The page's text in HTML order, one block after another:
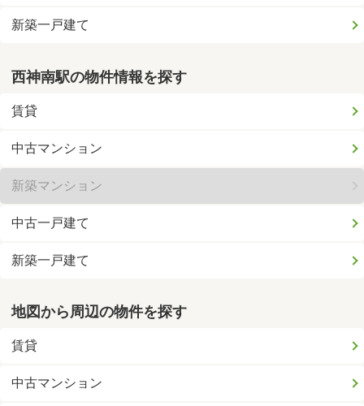
新築一戸建て
西神南駅の物件情報を探す
賃貸
中古マンション
新築マンション
中古一戸建て
新築一戸建て
地図から周辺の物件を探す
賃貸
中古マンション